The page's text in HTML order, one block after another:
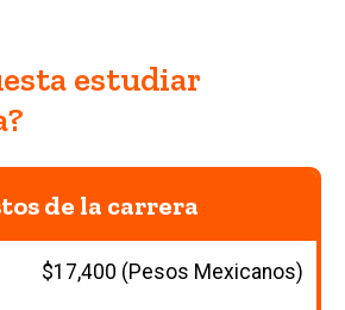
estudiar
de la carrera
$17,400 (Pesos Mexicanos)